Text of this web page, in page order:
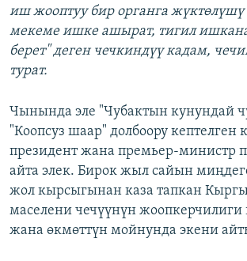
иш жооптуу бир органга жүктөлүшү
мекеме ишке ашырат, тигил
берет" деген чечкиндүү кадам,
турат.
Чынында эле "Чубактын кунундай
"Коопсуз шаар" долбоору кептелген
президент жана премьер-министр
айта элек. Бирок жыл сайын
жол кырсыгынан каза тапкан
маселени чечүүнүн жоопкерчилиги
жана өкмөттүн мойнунда экени